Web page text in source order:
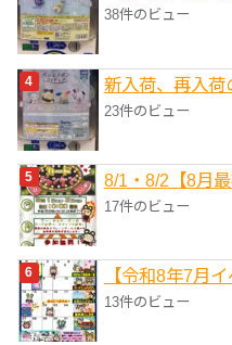
38件のビュー
新入荷、再入荷
23件のビュー
8/1・8/2【8月
17件のビュー
【令和8年7月
13件のビュー